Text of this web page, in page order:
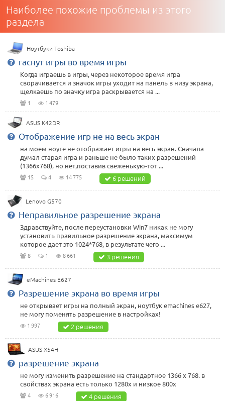
Наиболее похожие проблемы из этого
раздела
Ноутбуки Toshiba
гаснут игры во время игры
Когда играешь в игры, через некоторое время игра
сворачивается и значок игры уходит на панель в низу экрана,
щелкаешь по значку игра раскрывается на ...
1 1 479
ASUS K42DR
Отображение игр не на весь экран
на моем ноуте не отображает игры на весь экран. Сначала
думал старая игра и раньше не было таких разрешений
(1366х768), но нет,поставив свеженькую-тот ...
15 4 14 775 6 решений
Lenovo G570
Неправильное разрешение экрана
Здравствуйте, после переустановки Win7 никак не могу
установить правильное разрешение экрана, максимум
которое дает это 1024*768, в результате чего ...
8 1 8 661 3 решения
eMachines E627
Разрешение экрана во время игры
не открывает игры на полный экран, ноутбук emachines e627,
не могу поменять разрешение в настройках!
1 997 2 решения
ASUS X54H
разрешение экрана
не могу изменить разрешение на стандартное 1366 x 768. в
свойствах экрана есть только 1280x и низкое 800x
4 6 916 4 решения